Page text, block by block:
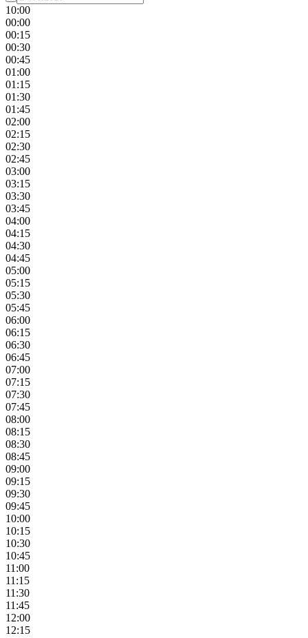
10:00
00:00
00:15
00:30
00:45
01:00
01:15
01:30
01:45
02:00
02:15
02:30
02:45
03:00
03:15
03:30
03:45
04:00
04:15
04:30
04:45
05:00
05:15
05:30
05:45
06:00
06:15
06:30
06:45
07:00
07:15
07:30
07:45
08:00
08:15
08:30
08:45
09:00
09:15
09:30
09:45
10:00
10:15
10:30
10:45
11:00
11:15
11:30
11:45
12:00
12:15